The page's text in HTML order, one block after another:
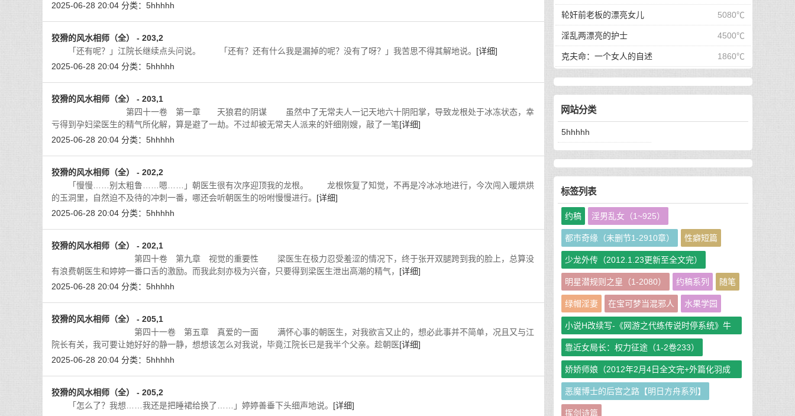
2025-06-28 20:04 分类： 5hhhhh
狡猾的风水相师（全） - 203,2
「还有呢？」江院长继续点头问说。 「还有？还有什么我是漏掉的呢？没有了呀？」我苦思不得其解地说。 [详细]
2025-06-28 20:04 分类： 5hhhhh
狡猾的风水相师（全） - 203,1
第四十一卷 第一章 天狼君的阴谋 虽然中了无常夫人一记天地六十阴阳掌，导致龙根处于冰冻状态，幸
亏得到孕妇梁医生的精气所化解，算是避了一劫。不过却被无常夫人派来的奸细刚嫂，敲了一笔[详细]
2025-06-28 20:04 分类： 5hhhhh
狡猾的风水相师（全） - 202,2
「慢慢……别太粗鲁……嗯……」朝医生很有次序迎顶我的龙根。 龙根恢复了知觉，不再是冷冰冰地进行，今次闯入暖烘烘
的玉洞里，自然迫不及待的冲刺一番，哪还会听朝医生的吩咐慢慢进行。 [详细]
2025-06-28 20:04 分类： 5hhhhh
狡猾的风水相师（全） - 202,1
第四十卷 第九章 视觉的重要性 梁医生在极力忍受羞涩的情况下，终于张开双腿跨到我的脸上，总算没
有浪费朝医生和婷婷一番口舌的激励。而我此刻亦极为兴奋，只要得到梁医生泄出高潮的精气， [详细]
2025-06-28 20:04 分类： 5hhhhh
狡猾的风水相师（全） - 205,1
第四十一卷 第五章 真爱的一面 满怀心事的朝医生，对我欲言又止的，想必此事并不简单，况且又与江
院长有关，我可要让她好好的静一静，想想该怎么对我说，毕竟江院长已是我半个父亲。趁朝医[详细]
2025-06-28 20:04 分类： 5hhhhh
狡猾的风水相师（全） - 205,2
「怎么了？我想……我还是把睡裙给换了……」婷婷善垂下头细声地说。 [详细]
5080℃
轮奸前老板的漂亮女儿
4500℃
淫乱两漂亮的护士
1860℃
克夫命：一个女人的自述
网站分类
5hhhhh
标签列表
约稿 淫男乱女（1~925）
都市奇缘（未删节1-2910章） 性癖短篇
少龙外传（2012.1.23更新至全文完）
明星潜规则之皇（1-2080） 约稿系列 随笔
绿帽淫妻 在宝可梦当混邪人 水果学园
小说H改续写-《网游之代练传说时停系统》牛
牛娘二改GHS版
靠近女局长：权力征途（1-2卷233）
娇娇师娘（2012年2月4日全文完+外篇化羽成
仙篇240章）
恶魔博士的后宫之路【明日方舟系列】
挥剑诗篇